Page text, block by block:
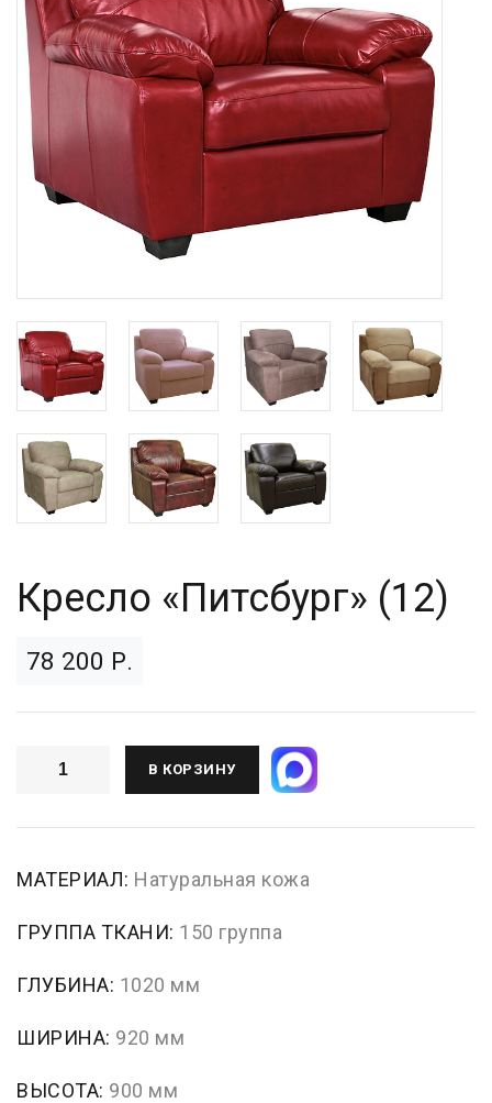
Кресло «Питсбург» (12)
78 200 Р.
В КОРЗИНУ
МАТЕРИАЛ: Натуральная кожа
ГРУППА ТКАНИ: 150 группа
ГЛУБИНА: 1020 мм
ШИРИНА: 920 мм
ВЫСОТА: 900 мм